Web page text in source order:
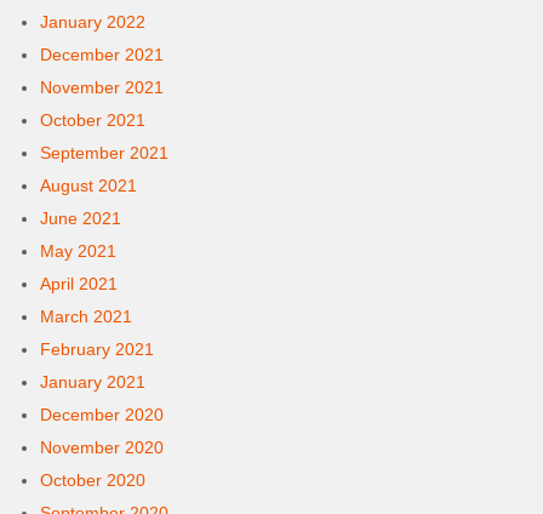
January 2022
December 2021
November 2021
October 2021
September 2021
August 2021
June 2021
May 2021
April 2021
March 2021
February 2021
January 2021
December 2020
November 2020
October 2020